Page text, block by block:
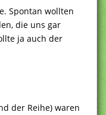
Spontan wollten
die uns gar
ja auch der
der Reihe) waren